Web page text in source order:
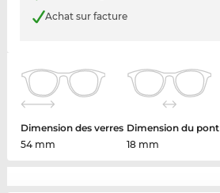
Achat sur facture
Dimension des verres
54 mm
Dimension du pont
18 mm